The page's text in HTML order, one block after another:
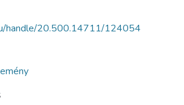
handle/20.500.14711/124054